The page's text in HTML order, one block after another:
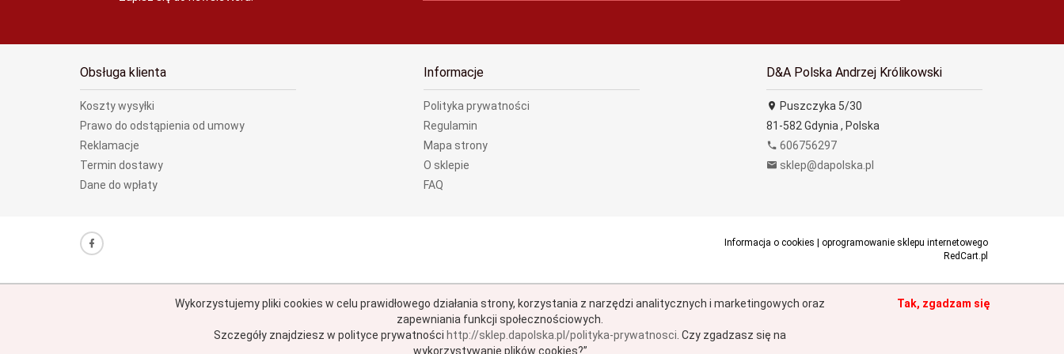
Obsługa klienta
Koszty wysyłki
Prawo do odstąpienia od umowy
Reklamacje
Termin dostawy
Dane do wpłaty
Informacje
Polityka prywatności
Regulamin
Mapa strony
O sklepie
FAQ
D&A Polska Andrzej Królikowski
Puszczyka 5/30
81-582 Gdynia , Polska
606756297
sklep@dapolska.pl
Informacja o cookies
oprogramowanie sklepu internetowego
RedCart.pl
Wykorzystujemy pliki cookies w celu prawidłowego działania strony, korzystania z narzędzi analitycznych i marketingowych oraz
zapewniania funkcji społecznościowych.
Szczegóły znajdziesz w polityce prywatnościhttp://sklep.dapolska.pl/polityka-prywatnosci .Czy zgadzasz się na
wykorzystywanie plików cookies?”
Tak, zgadzam się